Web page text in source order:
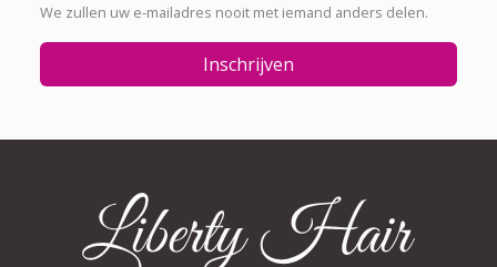
We zullen uw e-mailadres nooit met iemand anders delen.
Inschrijven